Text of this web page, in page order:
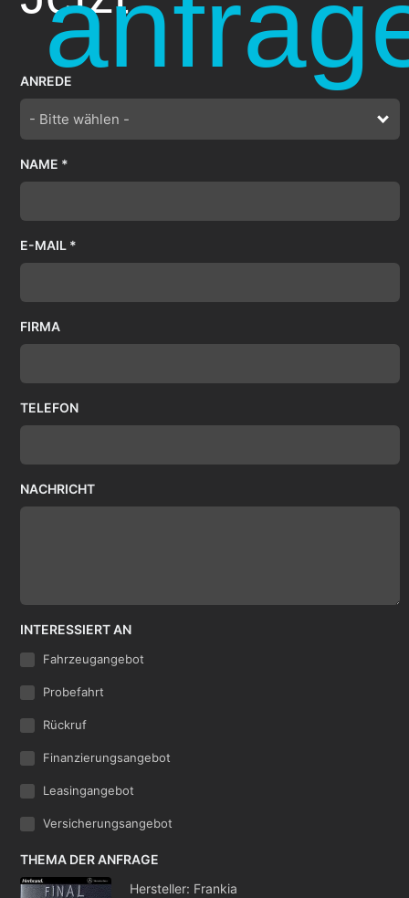
ANREDE
- Bitte wählen -
NAME *
E-MAIL *
FIRMA
TELEFON
NACHRICHT
INTERESSIERT AN
Fahrzeugangebot
Probefahrt
Rückruf
Finanzierungsangebot
Leasingangebot
Versicherungsangebot
THEMA DER ANFRAGE
Hersteller: Frankia